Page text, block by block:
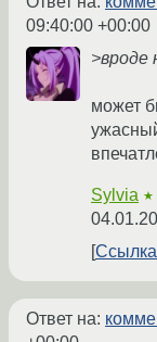
09:40:00 +00:00
>вроде
может
Sylvia
Ссылка
Ответ на: